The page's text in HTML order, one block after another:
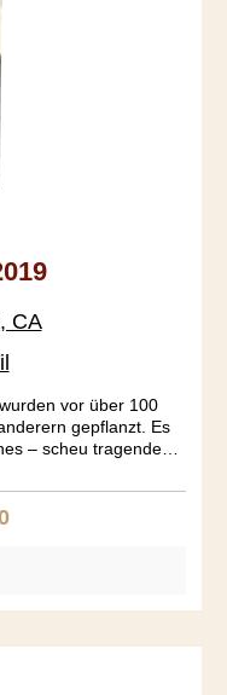
CA
vor über 100
gepflanzt. Es
– scheu tragende
noch nie von
extra soft. Der Wein
Schoko – gäbe es